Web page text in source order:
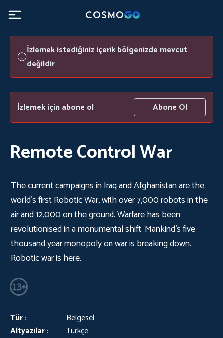
İzlemek istediğiniz içerik bölgenizde mevcut
değildir
İzlemek için abone ol Abone Ol
Remote Control War
The current campaigns in Iraq and Afghanistan are the
world’s first Robotic War, with over 7,000 robots in the
air and 12,000 on the ground. Warfare has been
revolutionised in a monumental shift. Mankind’s five
thousand year monopoly on war is breaking down.
Robotic war is here.
Tür :
Belgesel
Altyazılar :
Türkçe